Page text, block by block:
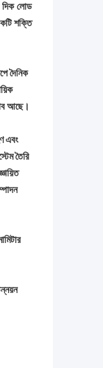
দিক লোড
শক্তি
দৈনিক
আছে।
এবং
তৈরি